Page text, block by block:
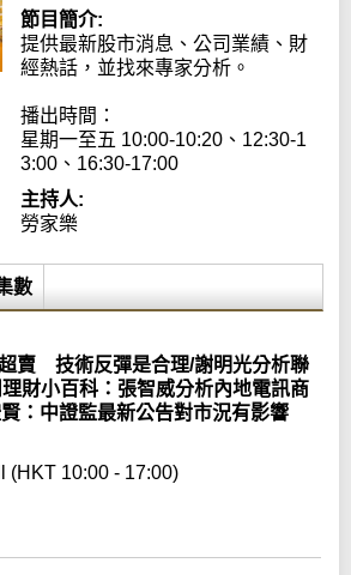
節目簡介:
提供最新股市消息、公司業績、財
經熱話，並找來專家分析。
播出時間：
星期一至五 10:00-10:20、12:30-1
3:00、16:30-17:00
主持人:
勞家樂
數
賣 技術反彈是合理/謝明光分析聯
財小百科：張智威分析內地電訊商
：中證監最新公告對市況有影響
(HKT 10:00 - 17:00)